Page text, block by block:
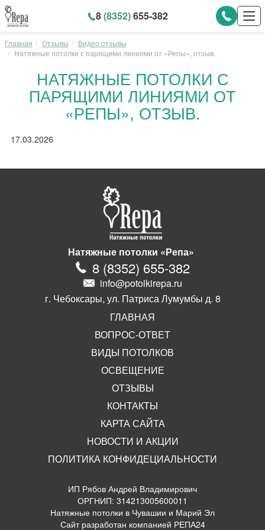
8(8352)655-382
Главная Отзывы
Видео отзывы
Натяжные потолки с парящими линиями от «Репы», отзыв.
НАТЯЖНЫЕ ПОТОЛКИ С
ПАРЯЩИМИ ЛИНИЯМИ ОТ
«РЕПЫ», ОТЗЫВ.
17.03.2026
Натяжные потолки «Репа»
8 (8352) 655-382
info@potolkirepa.ru
г. Чебоксары, ул. Патриса Лумумбы д. 8
ГЛАВНАЯ
ВОПРОС-ОТВЕТ
ВИДЫ ПОТОЛКОВ
ОСВЕЩЕНИЕ
ОТЗЫВЫ
КОНТАКТЫ
КАРТА САЙТА
НОВОСТИ И АКЦИИ
ПОЛИТИКА КОНФИДЕЦИАЛЬНОСТИ
ИП Рябов Андрей Владимирович
ОРГНИП: 314213005600011
Натяжные потолки в Чувашии и Марий Эл
Сайт разработан компанией РЕПА24